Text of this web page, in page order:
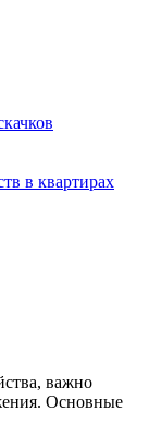
в квартирах
важно
Основные